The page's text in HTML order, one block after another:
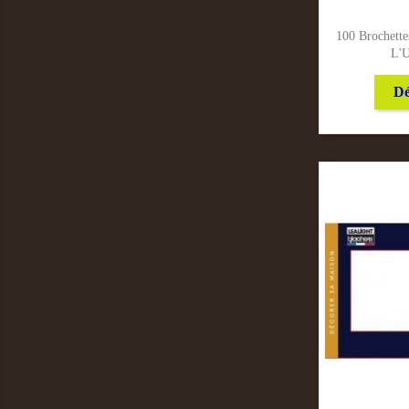
100